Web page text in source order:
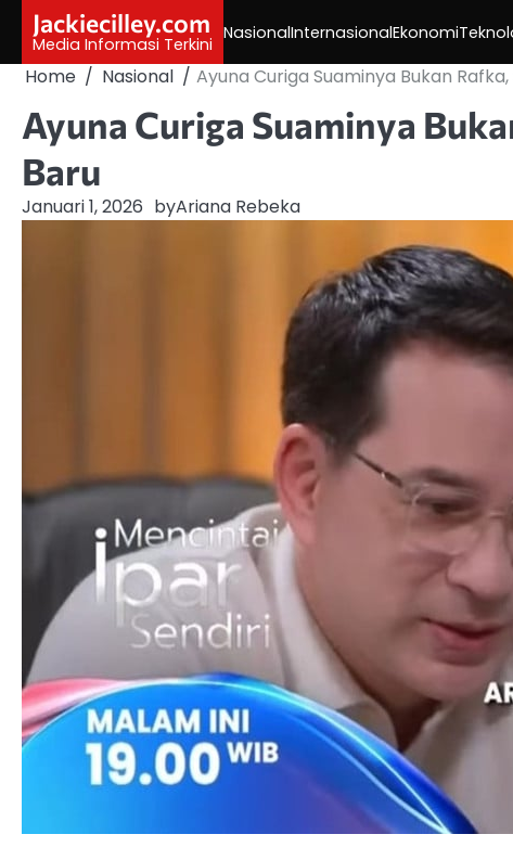
content
Jackiecilley.com
Media Informasi Terkini
NasionalInternasionalEkonomi
Home Nasional Ayuna Curiga Suaminya Bukan
Ayuna Curiga Suaminya
Baru
Januari 1, 2026 byAriana Rebeka